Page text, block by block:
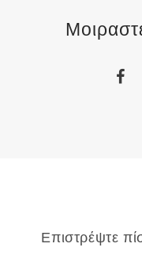
Επιστρέψτε